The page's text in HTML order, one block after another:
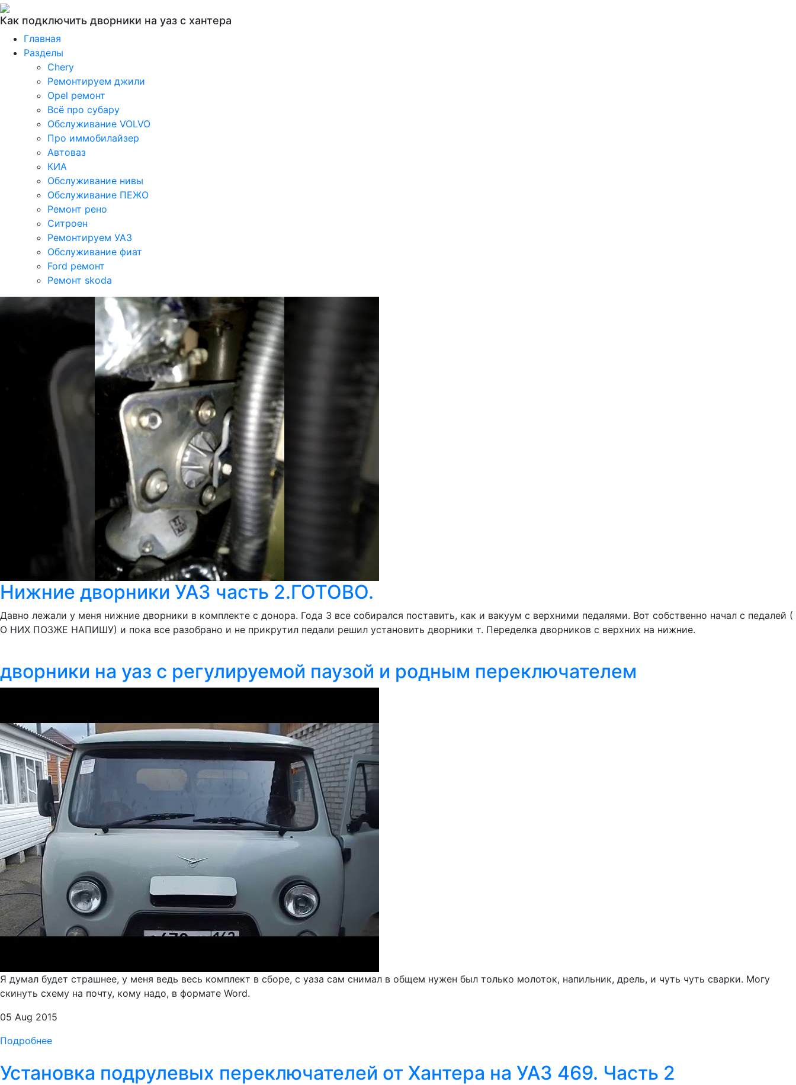
Как подключить дворники на уаз с хантера
Главная
Разделы
Chery
Ремонтируем джили
Opel ремонт
Всё про субару
Обслуживание VOLVO
Про иммобилайзер
Автоваз
КИА
Обслуживание нивы
Обслуживание ПЕЖО
Ремонт рено
Ситроен
Ремонтируем УАЗ
Обслуживание фиат
Ford ремонт
Ремонт skoda
Нижние дворники УАЗ часть 2.ГОТОВО.
Давно лежали у меня нижние дворники в комплекте с донора. Года 3 все собирался поставить, как и вакуум с верхними педалями. Вот собственно начал с педалей (
О НИХ ПОЗЖЕ НАПИШУ) и пока все разобрано и не прикрутил педали решил установить дворники т. Переделка дворников с верхних на нижние.
дворники на уаз с регулируемой паузой и родным переключателем
Я думал будет страшнее, у меня ведь весь комплект в сборе, с уаза сам снимал в общем нужен был только молоток, напильник, дрель, и чуть чуть сварки. Могу
скинуть схему на почту, кому надо, в формате Word.
05 Aug 2015
Подробнее
Установка подрулевых переключателей от Хантера на УАЗ 469. Часть 2